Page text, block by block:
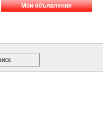
Мои объявления